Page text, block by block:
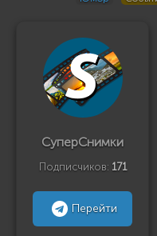
СуперСнимки
Подписчиков: 171
Перейти